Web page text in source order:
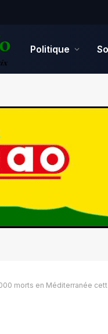
Politique
morts en Méditerranée